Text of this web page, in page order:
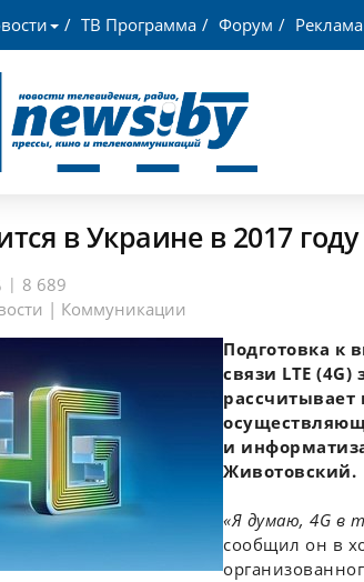
ТВ Программа Форум Реклама
в Украине в 2017 году
| 8 689
| Коммуникации
Подготовка к
связи LTE
и
Животовский.
«Я думаю, 4G в
сообщил он в